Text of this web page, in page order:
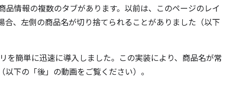
情報の複数のタブがあります。以前は、このページのレイ
、左側の商品名が切り捨てられることがありました（以下
を簡単に迅速に導入しました。この実装により、商品名が常
下の「後」の動画をご覧ください）。